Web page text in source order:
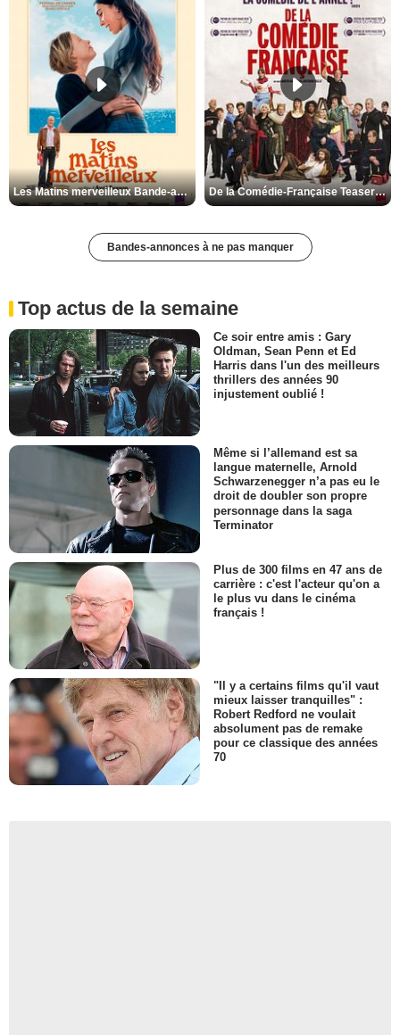
Les Matins merveilleux Bande-annonce VF De la Comédie-Française Teaser VF
Bandes-annonces à ne pas manquer
Top actus de la semaine
Ce soir entre amis : Gary
Oldman, Sean Penn et Ed
Harris dans l'un des meilleurs
thrillers des années 90
injustement oublié !
Même si l’allemand est sa
langue maternelle, Arnold
Schwarzenegger n’a pas eu le
droit de doubler son propre
personnage dans la saga
Terminator
Plus de 300 films en 47 ans de
carrière : c'est l'acteur qu'on a
le plus vu dans le cinéma
français !
"Il y a certains films qu'il vaut
mieux laisser tranquilles" :
Robert Redford ne voulait
absolument pas de remake
pour ce classique des années
70